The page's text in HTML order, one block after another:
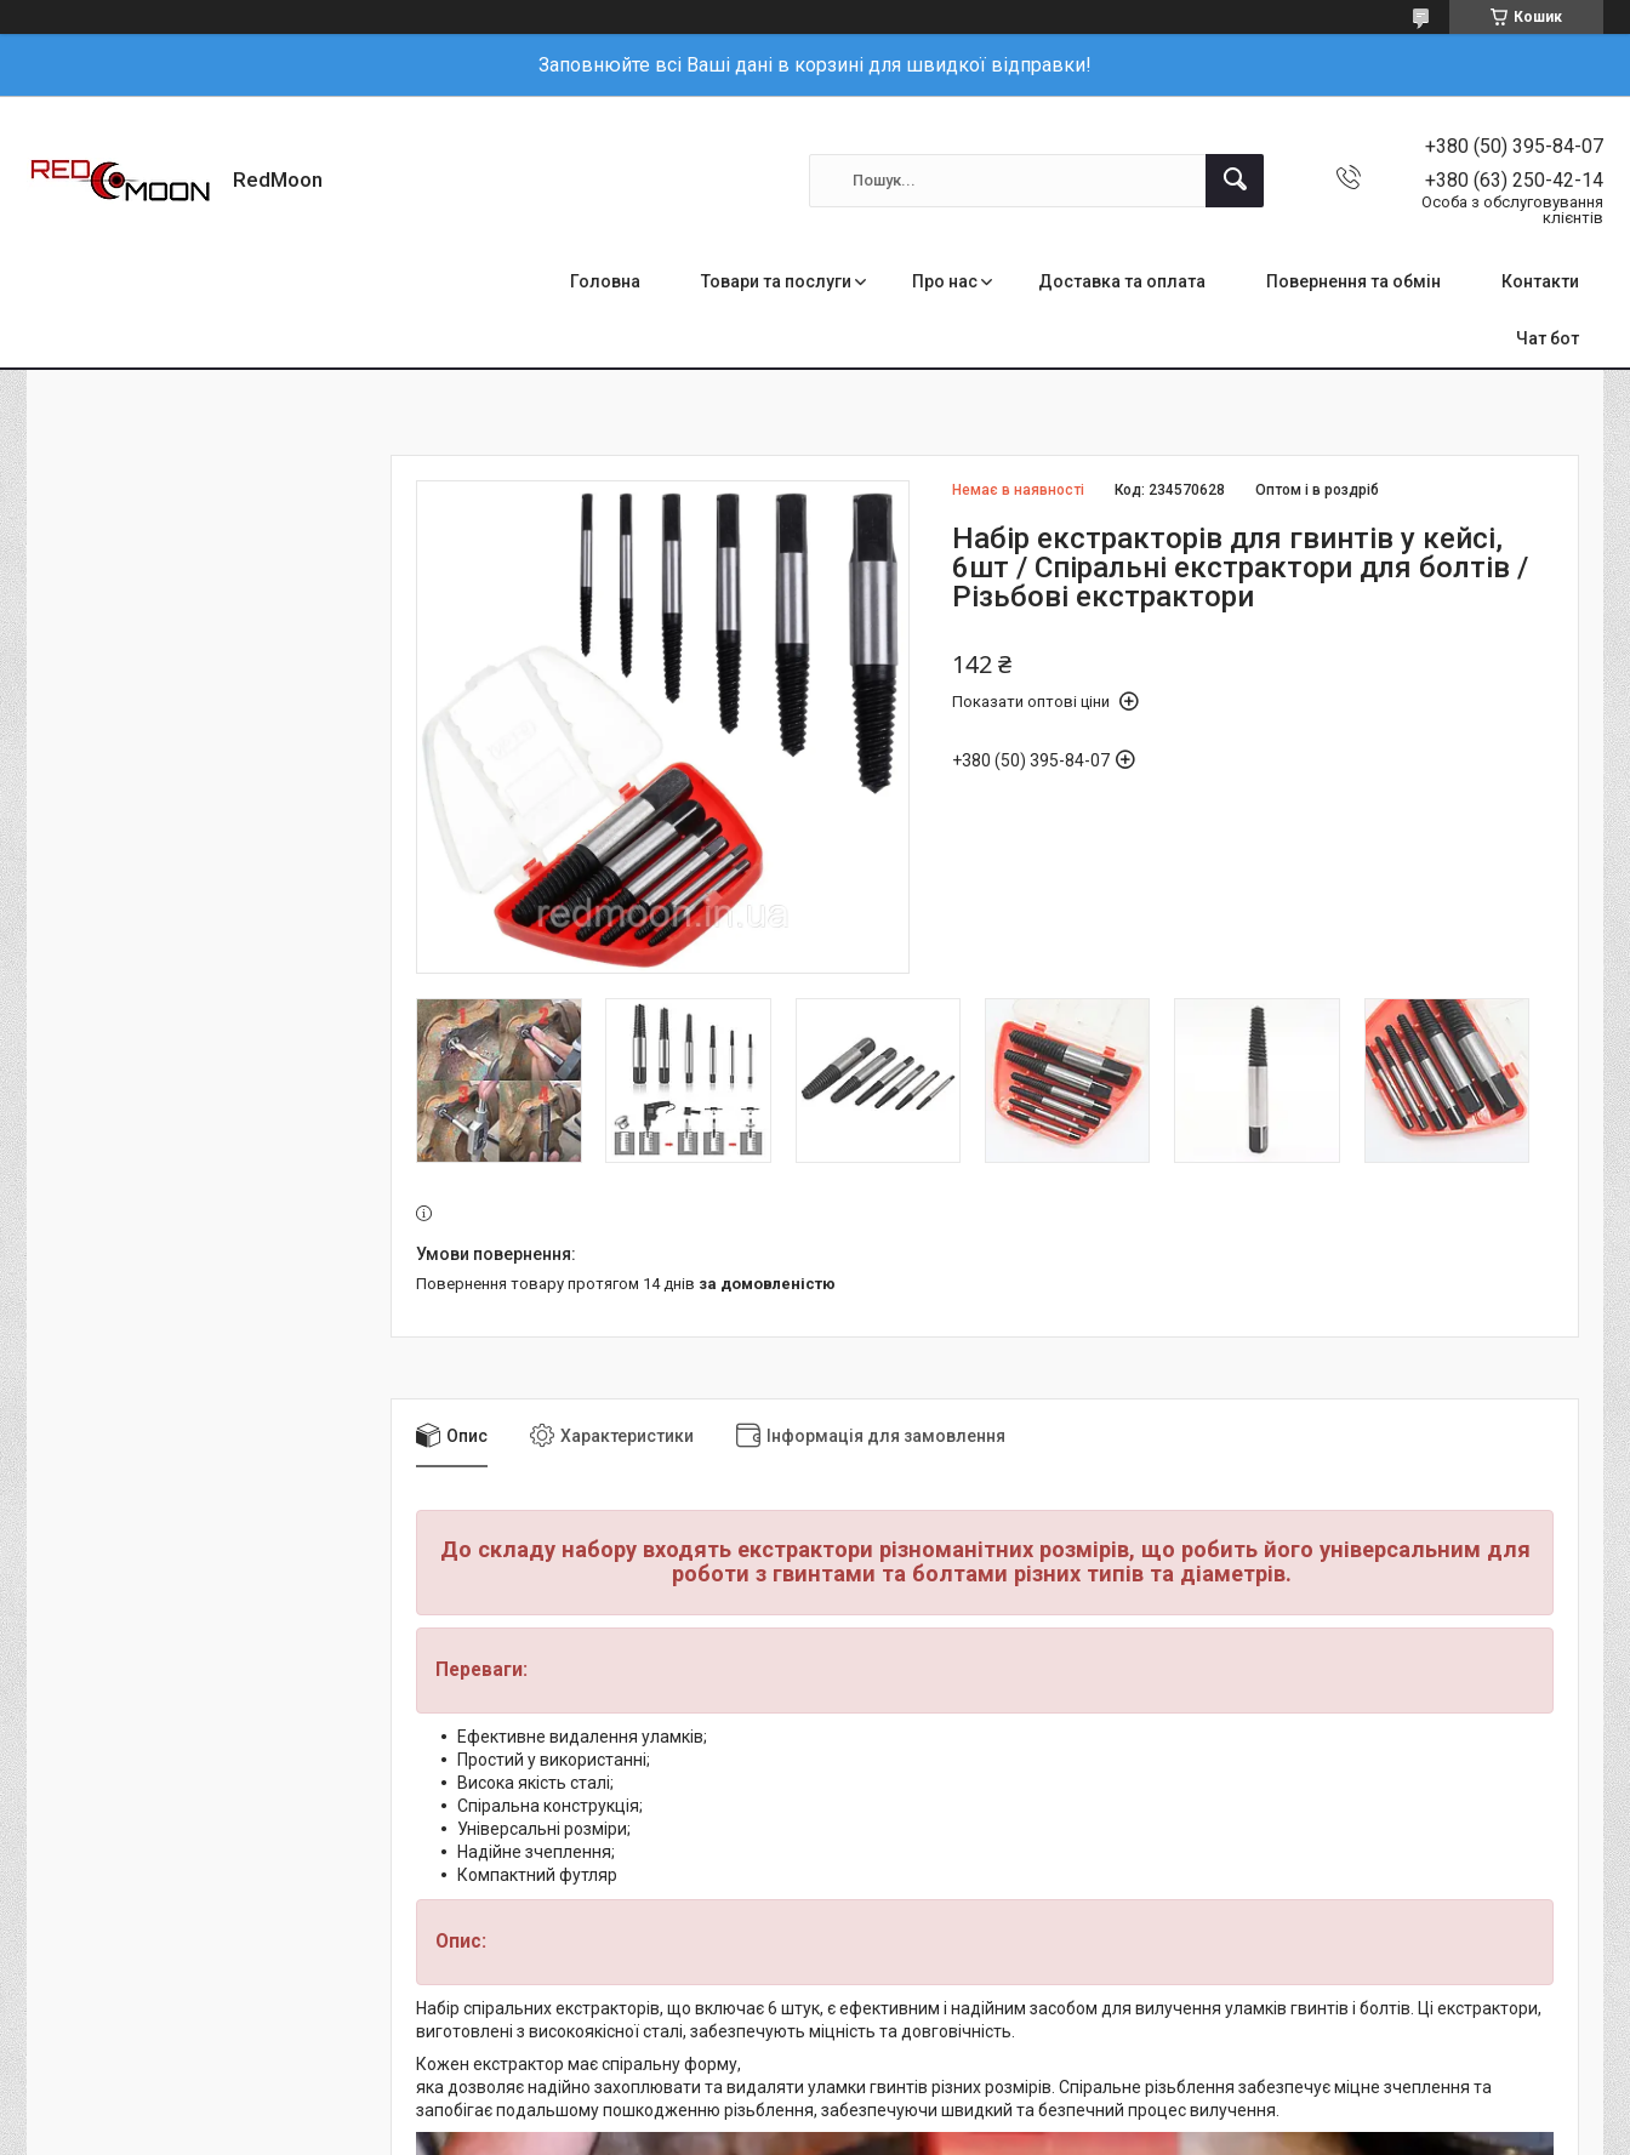
Кошик
Заповнюйте всі Ваші дані в корзині для швидкої відправки!
RedMoon
+380 (50) 395-84-07
+380 (63) 250-42-14
Особа з обслуговування
клієнтів
Головна Товари та послуги Про нас Доставка та оплата Повернення та обмін Контакти
Чат бот
Немає в наявності Оптом і в роздріб
Код: 234570628
Набір екстракторів для гвинтів у кейсі,
6шт / Спіральні екстрактори для болтів /
Різьбові екстрактори
142 ₴
Показати оптові ціни
+380 (50) 395-84-07
повернення товару протягом 14 днів за домовленістю
Опис Характеристики Інформація для замовлення
До складу набору входять екстрактори різноманітних розмірів, що робить його універсальним для
роботи з гвинтами та болтами різних типів та діаметрів.
Переваги:
Ефективне видалення уламків;
Простий у використанні;
Висока якість сталі;
Спіральна конструкція;
Універсальні розміри;
Надійне зчеплення;
Компактний футляр
Опис:
Набір спіральних екстракторів, що включає 6 штук, є ефективним і надійним засобом для вилучення уламків гвинтів і болтів. Ці екстрактори,
виготовлені з високоякісної сталі, забезпечують міцність та довговічність.
Кожен екстрактор має спіральну форму,
яка дозволяє надійно захоплювати та видаляти уламки гвинтів різних розмірів. Спіральне різьблення забезпечує міцне зчеплення та
запобігає подальшому пошкодженню різьблення, забезпечуючи швидкий та безпечний процес вилучення.